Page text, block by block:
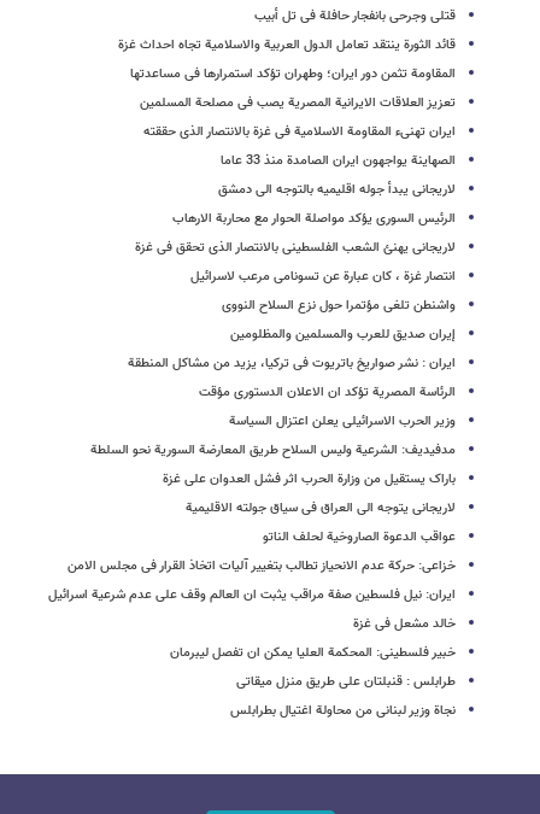
قتلى وجرحى بانفجار حافلة فی تل أبیب
قائد الثورة ینتقد تعامل الدول العربیة والاسلامیة تجاه احداث غزة
المقاومة تثمن دور ایران؛ وطهران تؤکد استمرارها فی مساعدتها
تعزیز العلاقات الایرانیة المصریة یصب فی مصلحة المسلمین
ایران تهنیء المقاومة الاسلامیة فی غزة بالانتصار الذی حققته
الصهاینة یواجهون ایران الصامدة منذ 33 عاما
لاریجانی یبدأ جوله اقلیمیه بالتوجه الی دمشق
الرئیس السوری یؤکد مواصلة الحوار مع محاربة الارهاب
لاریجانی یهنئ الشعب الفلسطینی بالانتصار الذی تحقق فی غزة
انتصار غزة ، کان عبارة عن تسونامی مرعب لاسرائیل
واشنطن تلغی مؤتمرا حول نزع السلاح النووی
إیران صدیق للعرب والمسلمین والمظلومین
ایران : نشر صواریخ باتریوت فی ترکیا، یزید من مشاکل المنطقة
الرئاسة المصریة تؤکد ان الاعلان الدستوری مؤقت
وزیر الحرب الاسرائیلی یعلن اعتزال السیاسة
مدفیدیف: الشرعیة ولیس السلاح طریق المعارضة السوریة نحو السلطة
باراک یستقیل من وزارة الحرب اثر فشل العدوان على غزة
لاریجانی یتوجه الى العراق فی سیاق جولته الاقلیمیة
عواقب الدعوة الصاروخیة لحلف الناتو
خزاعی: حرکة عدم الانحیاز تطالب بتغییر آلیات اتخاذ القرار فی مجلس الامن
ایران: نیل فلسطین صفة مراقب یثبت ان العالم وقف على عدم شرعیة اسرائیل
خالد مشعل فی غزة
خبیر فلسطینی: المحکمة العلیا یمکن ان تفصل لیبرمان
طرابلس : قنبلتان على طریق منزل میقاتی
نجاة وزیر لبنانی من محاولة اغتیال بطرابلس